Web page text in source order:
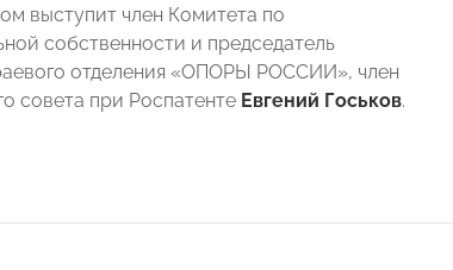
выступит член Комитета по
собственности и председатель
отделения «ОПОРЫ РОССИИ», член
совета при Роспатенте Евгений Госьков.